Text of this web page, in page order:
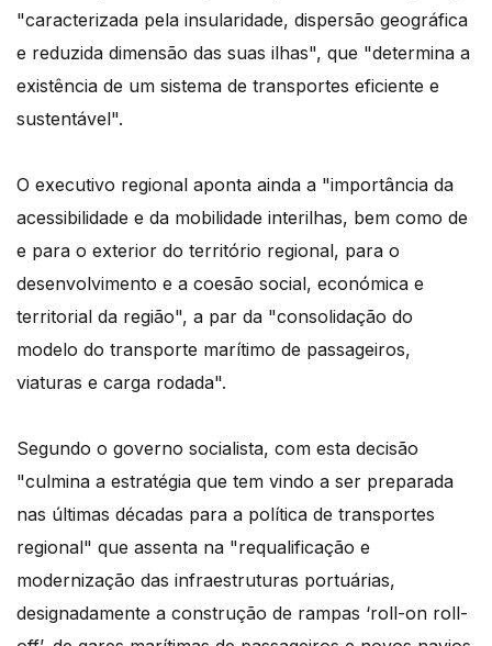
"caracterizada pela insularidade, dispersão geográfica
e reduzida dimensão das suas ilhas", que "determina a
existência de um sistema de transportes eficiente e
sustentável".
O executivo regional aponta ainda a "importância da
acessibilidade e da mobilidade interilhas, bem como de
e para o exterior do território regional, para o
desenvolvimento e a coesão social, económica e
territorial da região", a par da "consolidação do
modelo do transporte marítimo de passageiros,
viaturas e carga rodada".
Segundo o governo socialista, com esta decisão
"culmina a estratégia que tem vindo a ser preparada
nas últimas décadas para a política de transportes
regional" que assenta na "requalificação e
modernização das infraestruturas portuárias,
designadamente a construção de rampas ‘roll-on roll-